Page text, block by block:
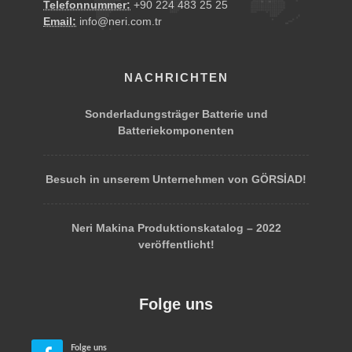
Telefonnummer: +90 224 483 25 25
Email: info@neri.com.tr
NACHRICHTEN
Sonderladungsträger Batterie und
Batteriekomponenten
Besuch in unserem Unternehmen von GÖRSİAD!
Neri Makina Produktionskatalog – 2022
veröffentlicht!
Folge uns
Folge uns